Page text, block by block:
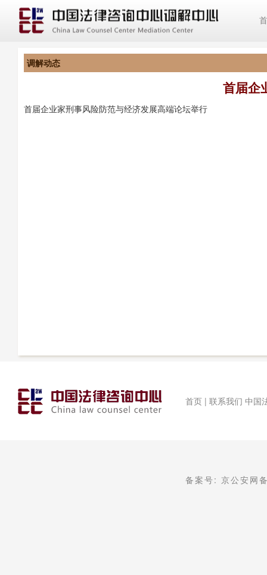
调解动态
首届企
首届企业家刑事风险防范与经济发展高端论坛举行
首页 | 联系我们 中国
备案号: 京公安网